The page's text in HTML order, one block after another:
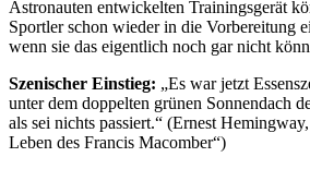
Astronauten entwickelten Trainingsgerät
Sportler schon wieder in die Vorbereitung
wenn sie das eigentlich noch gar nicht
Szenischer Einstieg: „Es war jetzt
unter dem doppelten grünen Sonnendach
als sei nichts passiert.“ (Ernest
Leben des Francis Macomber“)